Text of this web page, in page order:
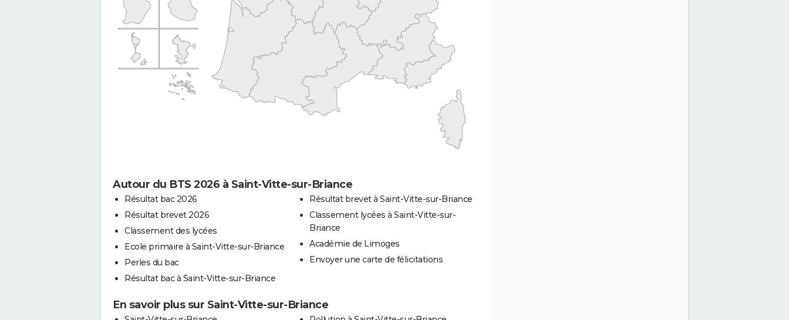
Autour du BTS 2026 à Saint-Vitte-sur-Briance
Résultat bac 2026
Résultat brevet 2026
Classement des lycées
Ecole primaire à Saint-Vitte-sur-Briance
Perles du bac
Résultat bac à Saint-Vitte-sur-Briance
Résultat brevet à Saint-Vitte-sur-Briance
Classement lycées à Saint-Vitte-sur-
Briance
Académie de Limoges
Envoyer une carte de félicitations
En savoir plus sur Saint-Vitte-sur-Briance